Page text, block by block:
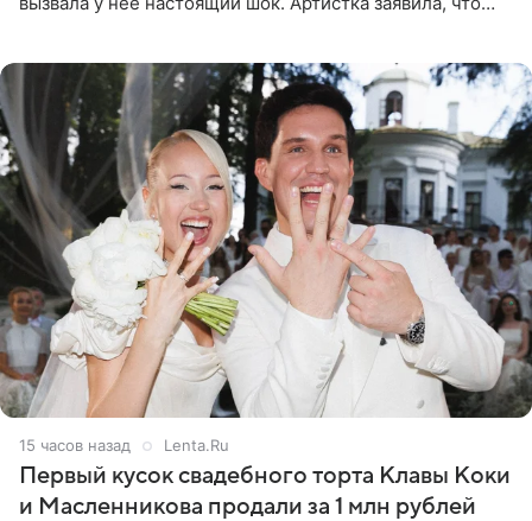
15 часов назад Lenta.Ru
Первый кусок свадебного торта Клавы Коки
и Масленникова продали за 1 млн рублей